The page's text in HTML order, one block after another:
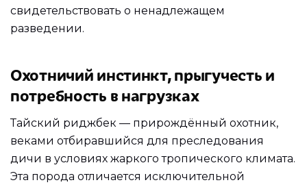
свидетельствовать о ненадлежащем
разведении.
Охотничий инстинкт, прыгучесть и
потребность в нагрузках
Тайский риджбек — прирождённый охотник,
веками отбиравшийся для преследования
дичи в условиях жаркого тропического климата.
Эта порода отличается исключительной